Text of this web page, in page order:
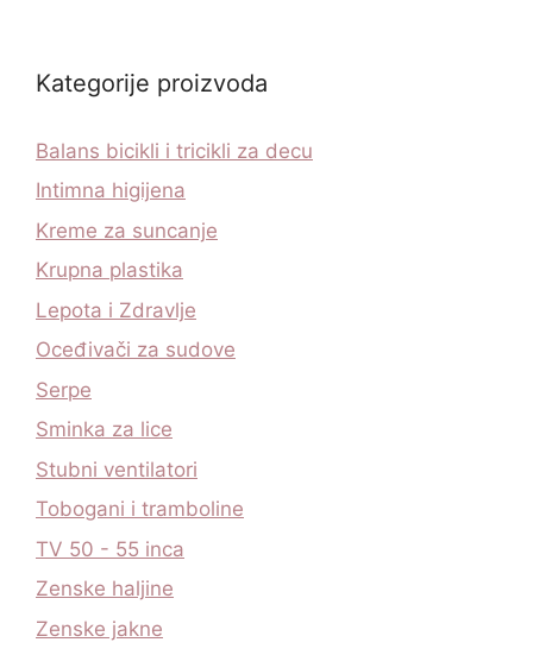
Kategorije proizvoda
Balans bicikli i tricikli za decu
Intimna higijena
Kreme za suncanje
Krupna plastika
Lepota i Zdravlje
Oceđivači za sudove
Serpe
Sminka za lice
Stubni ventilatori
Tobogani i tramboline
TV 50 - 55 inca
Zenske haljine
Zenske jakne